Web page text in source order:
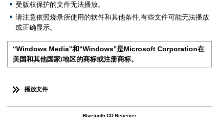
受版权保护的文件无法播放。
请注意依照烧录所使用的软件和其他条件,有些文件可能无法播放
或正确显示。
“Windows Media”和“Windows”是Microsoft Corporation在
美国和其他国家/地区的商标或注册商标。
播放文件
Bluetooth CD Receiver